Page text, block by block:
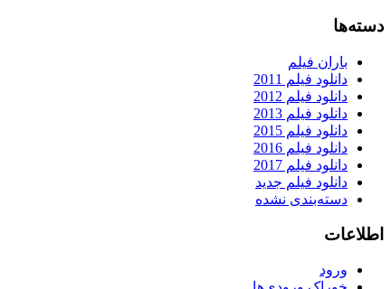
دسته‌ها
باران فیلم
دانلود فیلم 2011
دانلود فیلم 2012
دانلود فیلم 2013
دانلود فیلم 2015
دانلود فیلم 2016
دانلود فیلم 2017
دانلود فیلم جدید
دسته‌بندی نشده
اطلاعات
ورود